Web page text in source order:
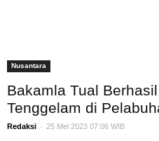
Nusantara
Bakamla Tual
Tenggelam di
Redaksi - 25 Mei 2023 07:06 WIB